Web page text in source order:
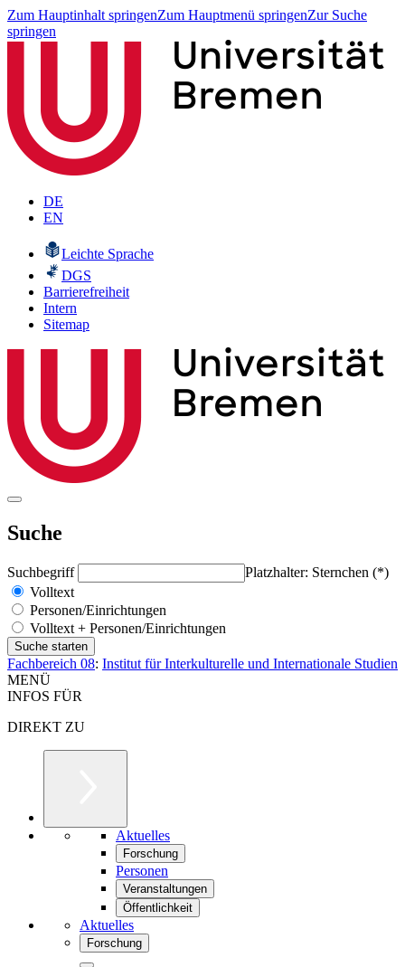
Zum Hauptinhalt springenZum Hauptmenü springenZur Suche
springen
DE
EN
Leichte Sprache
DGS
Barrierefreiheit
Intern
Sitemap
Suche
Suchbegriff
Platzhalter: Sternchen (*)
Volltext
Personen/Einrichtungen
Volltext + Personen/Einrichtungen
Fachbereich 08: Institut für Interkulturelle und Internationale Studien
MENÜ
INFOS FÜR
DIREKT ZU
Aktuelles
Forschung
Personen
Veranstaltungen
Öffentlichkeit
Aktuelles
Forschung